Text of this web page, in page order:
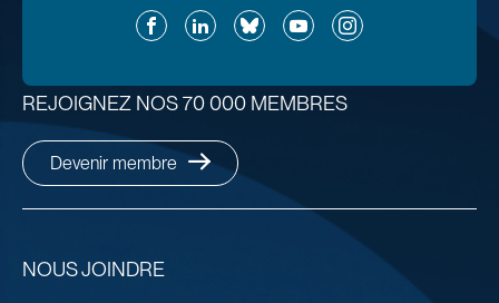
FacebookLinkedInBlueskyYouTubeInstagram
NOUS JOINDRE
REJOIGNEZ NOS 70 000 MEMBRES
Devenir membre